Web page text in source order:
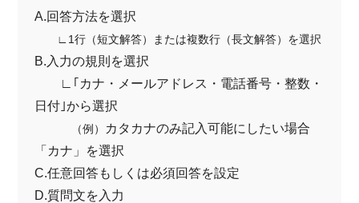
A.回答方法を選択
∟1行（短文解答）または複数行（長文解答）を選択
B.入力の規則を選択
∟｢カナ・メールアドレス・電話番号・整数・
日付｣から選択
（例）
カタカナのみ記入可能にしたい場合
「カナ」を選択
C.任意回答もしくは必須回答を設定
D.質問文を入力